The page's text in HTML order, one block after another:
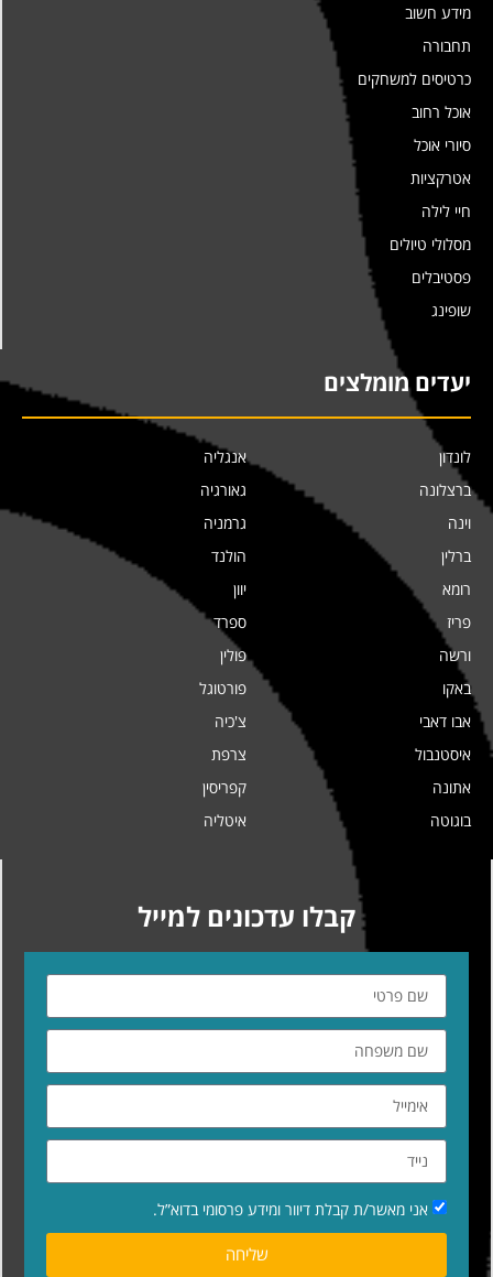
מידע חשוב
תחבורה
כרטיסים למשחקים
אוכל רחוב
סיורי אוכל
אטרקציות
חיי לילה
מסלולי טיולים
פסטיבלים
שופינג
יעדים מומלצים
לונדון
ברצלונה
וינה
ברלין
רומא
פריז
ורשה
באקו
אבו דאבי
איסטנבול
אתונה
בוגוטה
אנגליה
גאורגיה
גרמניה
הולנד
יוון
ספרד
פולין
פורטוגל
צ'כיה
צרפת
קפריסין
איטליה
קבלו עדכונים למייל
אני מאשר/ת קבלת דיוור ומידע פרסומי בדוא”ל.
שליחה